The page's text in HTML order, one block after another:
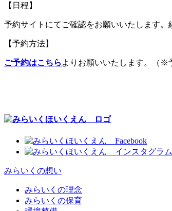
【日程】
予約サイトにてご確認をお願いいたします
【予約方法】
ご予約はこちら よりお願いいたします。（※
みらいくの想い
みらいくの理念
みらいくの保育